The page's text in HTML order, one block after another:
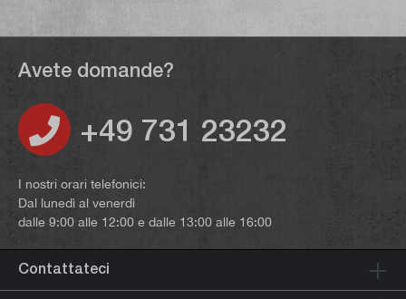
Avete domande?
+49 731 23232
I nostri orari telefonici:
Dal lunedì al venerdì
dalle 9:00 alle 12:00 e dalle 13:00 alle 16:00
Contattateci